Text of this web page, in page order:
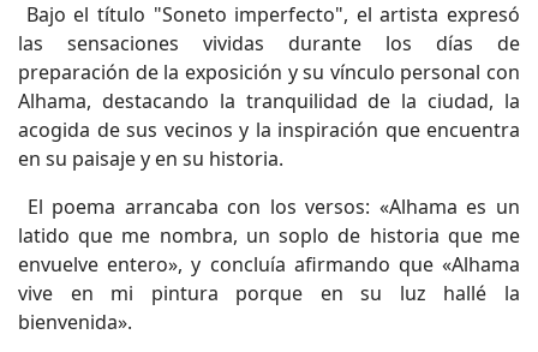
Bajo el título "Soneto imperfecto", el artista expresó
las sensaciones vividas durante los días de
preparación de la exposición y su vínculo personal con
Alhama, destacando la tranquilidad de la ciudad, la
acogida de sus vecinos y la inspiración que encuentra
en su paisaje y en su historia.
El poema arrancaba con los versos: «Alhama es un
latido que me nombra, un soplo de historia que me
envuelve entero», y concluía afirmando que «Alhama
vive en mi pintura porque en su luz hallé la
bienvenida».